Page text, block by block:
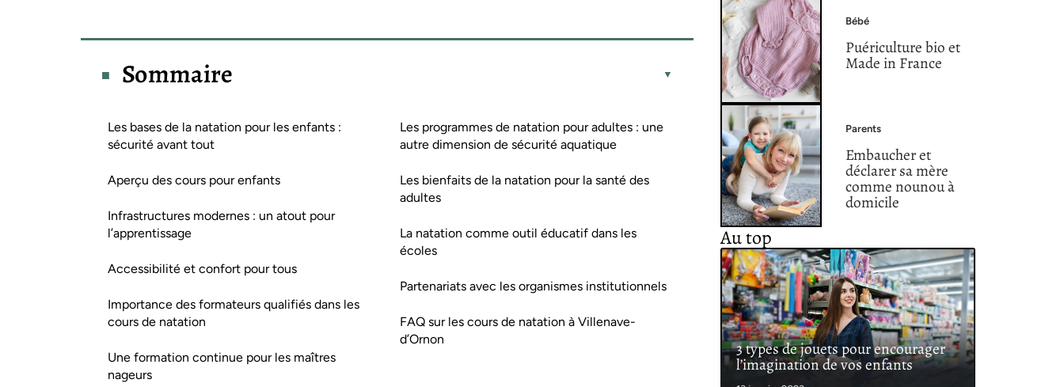
Sommaire
Les bases de la natation pour les enfants :
sécurité avant tout
Aperçu des cours pour enfants
Infrastructures modernes : un atout pour
l’apprentissage
Accessibilité et confort pour tous
Importance des formateurs qualifiés dans les
cours de natation
Une formation continue pour les maîtres
nageurs
Les programmes de natation pour adultes : une
autre dimension de sécurité aquatique
Les bienfaits de la natation pour la santé des
adultes
La natation comme outil éducatif dans les
écoles
Partenariats avec les organismes institutionnels
FAQ sur les cours de natation à Villenave-
d’Ornon
Bébé
Puériculture bio et
Made in France
Parents
Embaucher et
déclarer sa mère
comme nounou à
domicile
Au top
3 types de jouets pour encourager
l’imagination de vos enfants